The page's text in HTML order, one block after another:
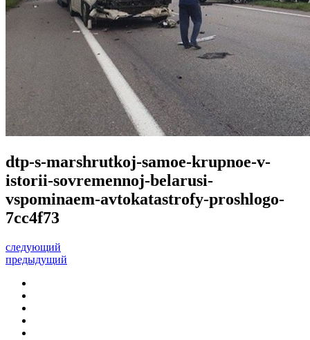
dtp-s-marshrutkoj-samoe-krupnoe-v-
istorii-sovremennoj-belarusi-
vspominaem-avtokatastrofy-proshlogo-
7cc4f73
следующий
предыдущий